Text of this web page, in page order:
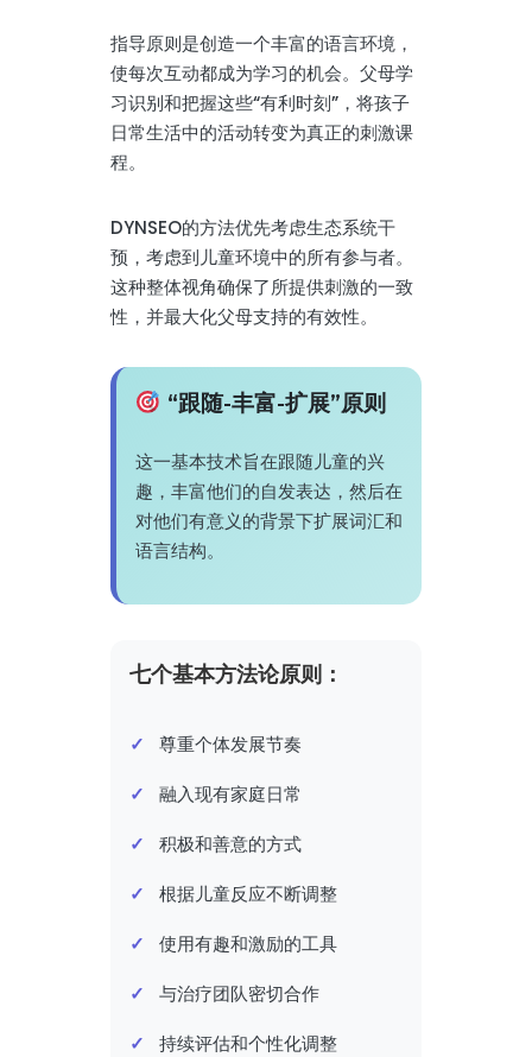
指导原则是创造一个丰富的语言环境，
使每次互动都成为学习的机会。父母学
习识别和把握这些“有利时刻”，将孩子
日常生活中的活动转变为真正的刺激课
程。
DYNSEO的方法优先考虑生态系统干
预，考虑到儿童环境中的所有参与者。
这种整体视角确保了所提供刺激的一致
性，并最大化父母支持的有效性。
“跟随-丰富-扩展”原则
这一基本技术旨在跟随儿童的兴
趣，丰富他们的自发表达，然后在
对他们有意义的背景下扩展词汇和
语言结构。
七个基本方法论原则：
尊重个体发展节奏
融入现有家庭日常
积极和善意的方式
根据儿童反应不断调整
使用有趣和激励的工具
与治疗团队密切合作
持续评估和个性化调整